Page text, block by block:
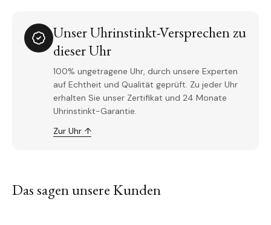
Unser Uhrinstinkt-Versprechen zu
dieser Uhr
100% ungetragene Uhr, durch unsere Experten
auf Echtheit und Qualität geprüft. Zu jeder Uhr
erhalten Sie unser Zertifikat und 24 Monate
Uhrinstinkt-Garantie.
Zur Uhr ↑
Das sagen unsere Kunden